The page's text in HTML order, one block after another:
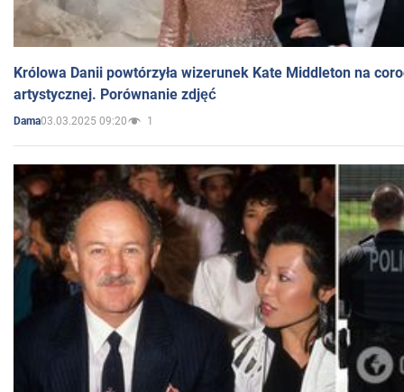
Królowa Danii powtórzyła wizerunek Kate Middleton na
artystycznej. Porównanie zdjęć
Dama03.03.2025 09:20 1